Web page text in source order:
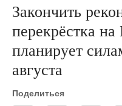
Закончить
перекрёстка
планирует
августа
Поделиться